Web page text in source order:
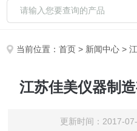
当前位置：首页 > 新闻中心 >
江苏佳美仪器制
更新时间：2017-